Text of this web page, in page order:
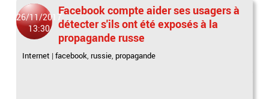
26/11/2017
13:30
Facebook compte aider ses usagers à
détecter s'ils ont été exposés à la
propagande russe
Internet |facebook, russie, propagande